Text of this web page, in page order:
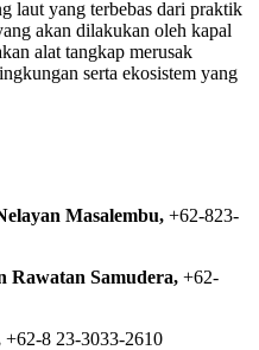
laut yang terbebas dari praktik
akan dilakukan oleh kapal
alat tangkap merusak
serta ekosistem yang
Masalembu, +62-823-
Rawatan Samudera, +62-
+62-8 23-3033-2610